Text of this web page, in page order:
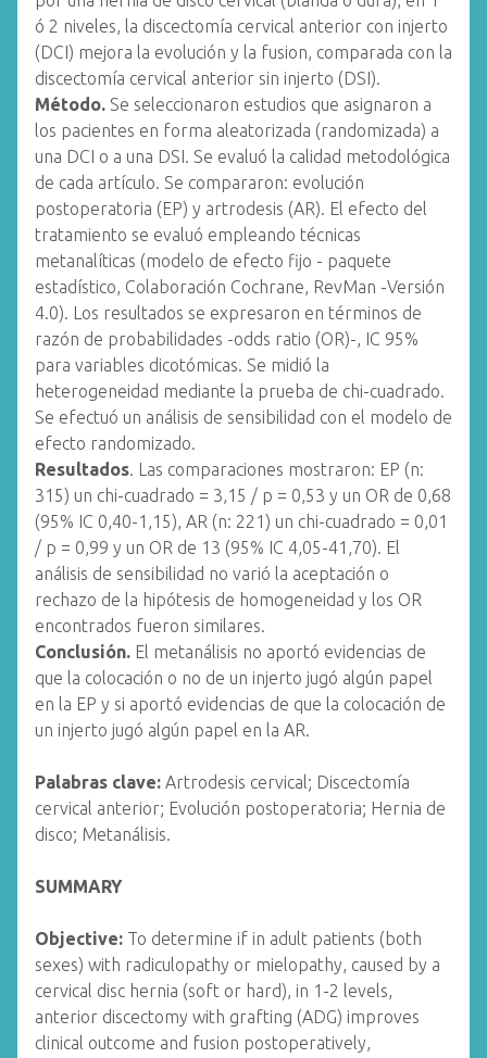
ó 2 niveles, la discectomía cervical anterior con injerto
(DCI) mejora la evolución y la fusion, comparada con la
discectomía cervical anterior sin injerto (DSI).
Método. Se seleccionaron estudios que asignaron a
los pacientes en forma aleatorizada (randomizada) a
una DCI o a una DSI. Se evaluó la calidad metodológica
de cada artículo. Se compararon: evolución
postoperatoria (EP) y artrodesis (AR). El efecto del
tratamiento se evaluó empleando técnicas
metanalíticas (modelo de efecto fijo - paquete
estadístico, Colaboración Cochrane, RevMan -Versión
4.0). Los resultados se expresaron en términos de
razón de probabilidades -odds ratio (OR)-, IC 95%
para variables dicotómicas. Se midió la
heterogeneidad mediante la prueba de chi-cuadrado.
Se efectuó un análisis de sensibilidad con el modelo de
efecto randomizado.
Resultados. Las comparaciones mostraron: EP (n:
315) un chi-cuadrado = 3,15 / p = 0,53 y un OR de 0,68
(95% IC 0,40-1,15), AR (n: 221) un chi-cuadrado = 0,01
/ p = 0,99 y un OR de 13 (95% IC 4,05-41,70). El
análisis de sensibilidad no varió la aceptación o
rechazo de la hipótesis de homogeneidad y los OR
encontrados fueron similares.
Conclusión. El metanálisis no aportó evidencias de
que la colocación o no de un injerto jugó algún papel
en la EP y si aportó evidencias de que la colocación de
un injerto jugó algún papel en la AR.
Palabras clave: Artrodesis cervical; Discectomía
cervical anterior; Evolución postoperatoria; Hernia de
disco; Metanálisis.
SUMMARY
Objective: To determine if in adult patients (both
sexes) with radiculopathy or mielopathy, caused by a
cervical disc hernia (soft or hard), in 1-2 levels,
anterior discectomy with grafting (ADG) improves
clinical outcome and fusion postoperatively,